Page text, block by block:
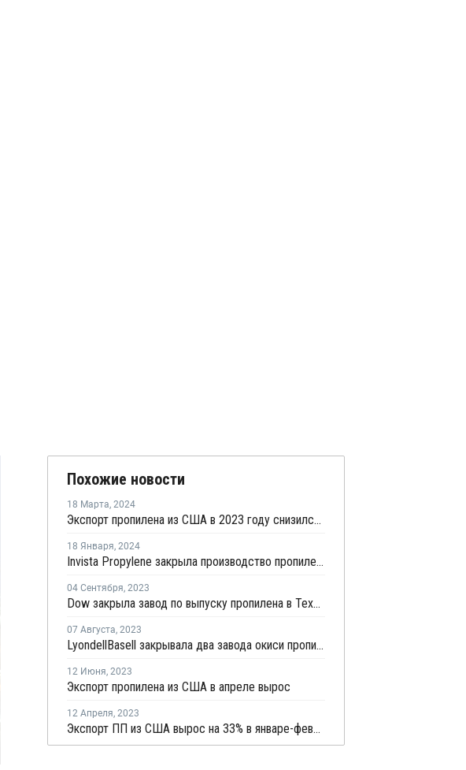
Похожие новости
18 Марта, 2024
Экспорт пропилена из США в 2023 году снизился на 3%
18 Января, 2024
Invista Propylene закрыла производство пропилена в Техасе
04 Сентября, 2023
Dow закрыла завод по выпуску пропилена в Техасе на ремонт
07 Августа, 2023
LyondellBasell закрывала два завода окиси пропилена и стирола в США и Европе на ремонт в июле-августе
12 Июня, 2023
Экспорт пропилена из США в апреле вырос
12 Апреля, 2023
Экспорт ПП из США вырос на 33% в январе-феврале